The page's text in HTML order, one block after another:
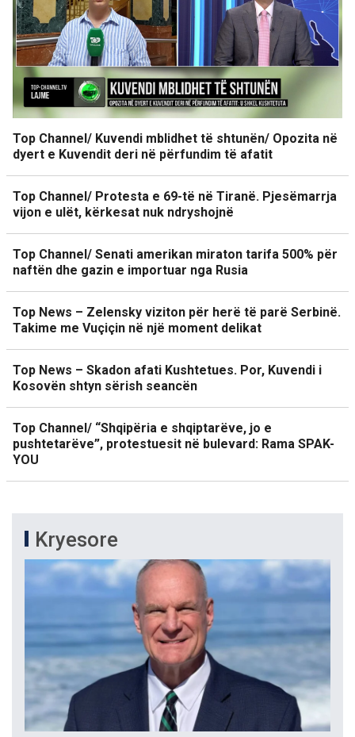
Top Channel/ Kuvendi mblidhet të shtunën/ Opozita në
dyert e Kuvendit deri në përfundim të afatit
Top Channel/ Protesta e 69-të në Tiranë. Pjesëmarrja
vijon e ulët, kërkesat nuk ndryshojnë
Top Channel/ Senati amerikan miraton tarifa 500% për
naftën dhe gazin e importuar nga Rusia
Top News – Zelensky viziton për herë të parë Serbinë.
Takime me Vuçiçin në një moment delikat
Top News – Skadon afati Kushtetues. Por, Kuvendi i
Kosovën shtyn sërish seancën
Top Channel/ “Shqipëria e shqiptarëve, jo e
pushtetarëve”, protestuesit në bulevard: Rama SPAK-
YOU
Kryesore